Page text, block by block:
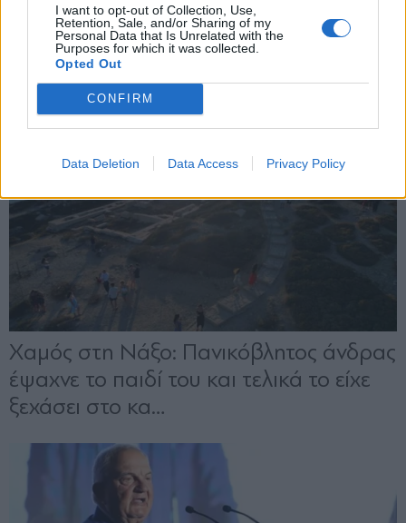
I want to opt-out of Collection, Use,
Retention, Sale, and/or Sharing of my
Personal Data that Is Unrelated with the
Purposes for which it was collected.
Opted Out
CONFIRM
Data Deletion Data Access Privacy Policy